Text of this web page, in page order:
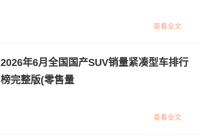
查看全文
2026年6月全国国产SUV销量紧凑型车排行
榜完整版(零售量
查看全文